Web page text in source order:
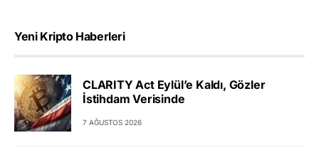
Yeni Kripto Haberleri
CLARITY Act Eylül’e Kaldı, Gözler
İstihdam Verisinde
7 AĞUSTOS 2026